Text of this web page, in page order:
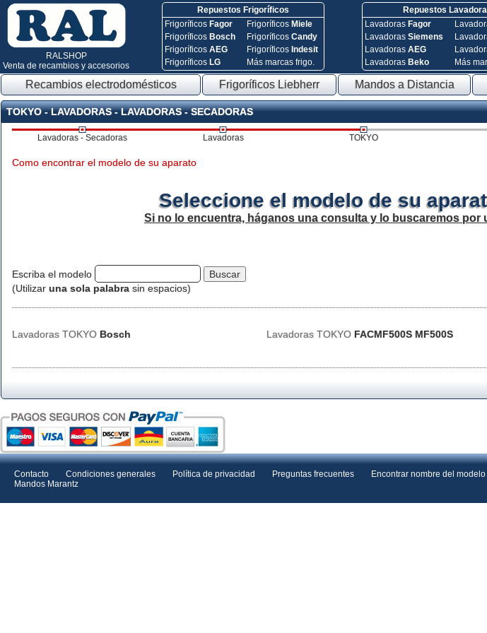
RALSHOP
Venta de recambios y accesorios
Repuestos Frigoríficos
Frigoríficos Fagor
Frigoríficos Bosch
FrigoríficosAEG
Frigoríficos LG
Frigoríficos Miele
FrigoríficosCandy
Frigoríficos Indesit
Más marcas frigo.
Repuestos
Lavadoras Fagor
Lavadoras Siemens
Lavadoras AEG
Lavadoras Beko
Más
Recambios electrodomésticos Frigoríficos Liebherr Mandos a Distancia
TOKYO - LAVADORAS - LAVADORAS - SECADORAS
Lavadoras - Secadoras Lavadoras TOKYO
Como encontrar el modelo de su aparato
Seleccione el modelo de su
Si no lo encuentra, háganos una consulta y lo buscaremos por
Escriba el modelo
(Utilizar una sola palabra sin espacios)
Lavadoras TOKYO Bosch Lavadoras TOKYO FACMF500S MF500S
Contacto Condiciones generales Política de privacidad Preguntas frecuentes Encontrar nombre del modelo
Mandos Marantz